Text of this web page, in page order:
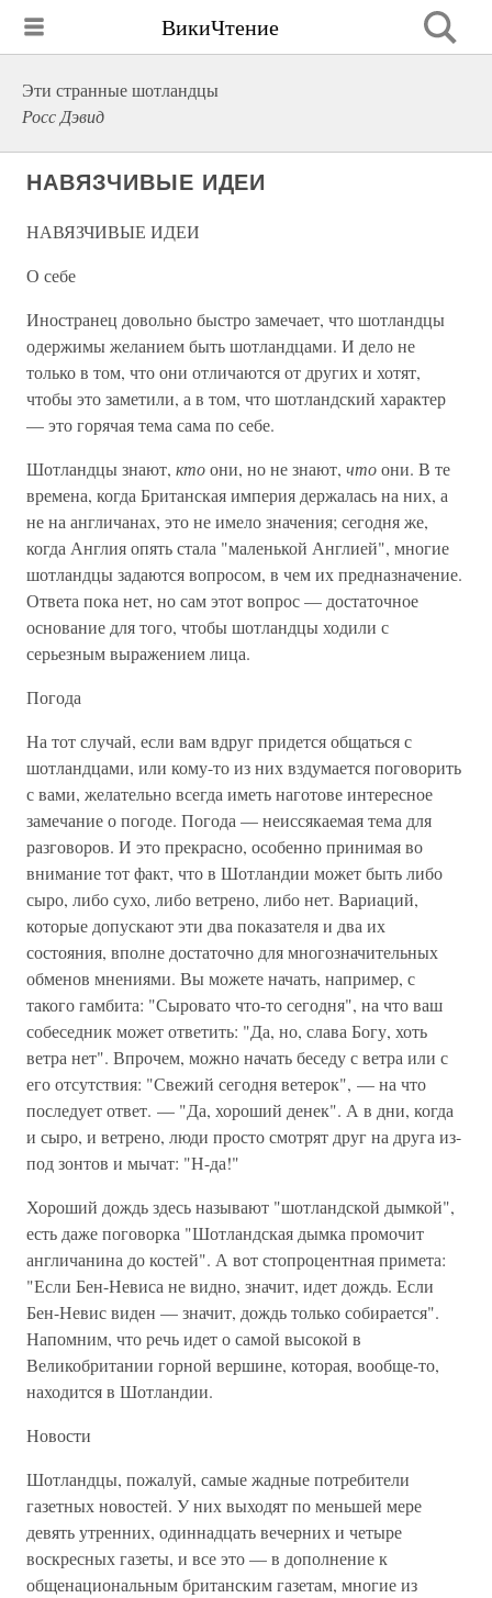
ВикиЧтение
Эти странные шотландцы
Росс Дэвид
НАВЯЗЧИВЫЕ ИДЕИ
НАВЯЗЧИВЫЕ ИДЕИ
О себе
Иностранец довольно быстро замечает, что шотландцы
одержимы желанием быть шотландцами. И дело не
только в том, что они отличаются от других и хотят,
чтобы это заметили, а в том, что шотландский характер
— это горячая тема сама по себе.
Шотландцы знают, ктоони, но не знают, чтоони. В те
времена, когда Британская империя держалась на них, а
не на англичанах, это не имело значения; сегодня же,
когда Англия опять стала "маленькой Англией", многие
шотландцы задаются вопросом, в чем их предназначение.
Ответа пока нет, но сам этот вопрос — достаточное
основание для того, чтобы шотландцы ходили с
серьезным выражением лица.
Погода
На тот случай, если вам вдруг придется общаться с
шотландцами, или кому-то из них вздумается поговорить
с вами, желательно всегда иметь наготове интересное
замечание о погоде. Погода — неиссякаемая тема для
разговоров. И это прекрасно, особенно принимая во
внимание тот факт, что в Шотландии может быть либо
сыро, либо сухо, либо ветрено, либо нет. Вариаций,
которые допускают эти два показателя и два их
состояния, вполне достаточно для многозначительных
обменов мнениями. Вы можете начать, например, с
такого гамбита: "Сыровато что-то сегодня", на что ваш
собеседник может ответить: "Да, но, слава Богу, хоть
ветра нет". Впрочем, можно начать беседу с ветра или с
его отсутствия: "Свежий сегодня ветерок", — на что
последует ответ. — "Да, хороший денек". А в дни, когда
и сыро, и ветрено, люди просто смотрят друг на друга из-
под зонтов и мычат: "Н-да!"
Хороший дождь здесь называют "шотландской дымкой",
есть даже поговорка "Шотландская дымка промочит
англичанина до костей". А вот стопроцентная примета:
"Если Бен-Невиса не видно, значит, идет дождь. Если
Бен-Невис виден — значит, дождь только собирается".
Напомним, что речь идет о самой высокой в
Великобритании горной вершине, которая, вообще-то,
находится в Шотландии.
Новости
Шотландцы, пожалуй, самые жадные потребители
газетных новостей. У них выходят по меньшей мере
девять утренних, одиннадцать вечерних и четыре
воскресных газеты, и все это — в дополнение к
общенациональным британским газетам, многие из